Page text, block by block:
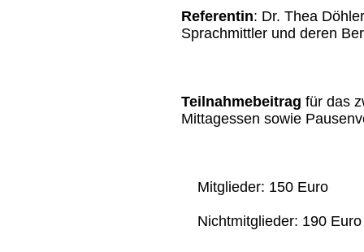
Referentin: Dr. Thea
Sprachmittler und deren
Teilnahmebeitragfür das
Mittagessen sowie
Mitglieder: 150 Euro
Nichtmitglieder: 190 Euro